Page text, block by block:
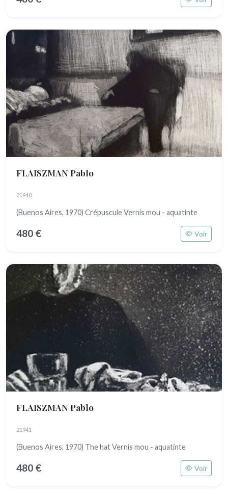
FLAISZMAN Pablo
21940
(Buenos Aires, 1970) Crépuscule Vernis mou - aquatinte
480 € Voir
FLAISZMAN Pablo
21941
(Buenos Aires, 1970) The hat Vernis mou - aquatinte
480 € Voir